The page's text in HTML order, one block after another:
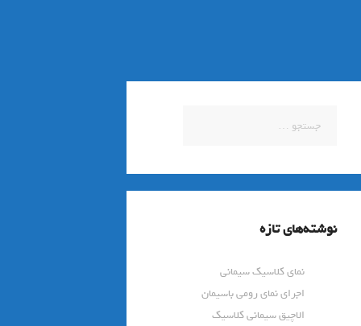
برای:
نوشته‌های تازه
نمای کلاسیک سیمانی
اجرای نمای رومی باسیمان
الاچیق سیمانی کلاسیک